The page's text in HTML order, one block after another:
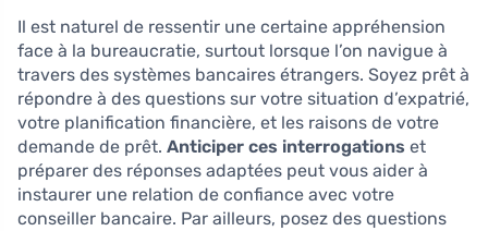
Il est naturel de ressentir une certaine appréhension
face à la bureaucratie, surtout lorsque l’on navigue à
travers des systèmes bancaires étrangers. Soyez prêt à
répondre à des questions sur votre situation d’expatrié,
votre planification financière, et les raisons de votre
demande de prêt. Anticiper ces interrogations et
préparer des réponses adaptées peut vous aider à
instaurer une relation de confiance avec votre
conseiller bancaire. Par ailleurs, posez des questions